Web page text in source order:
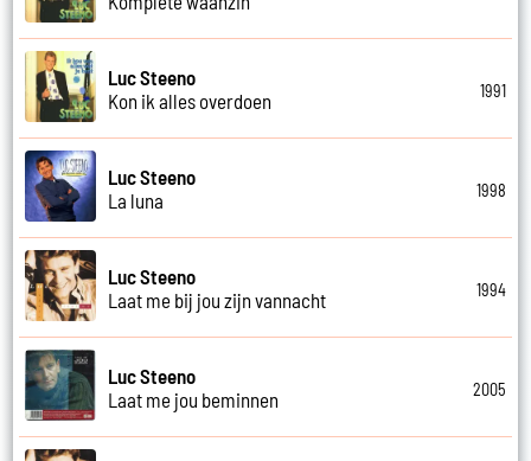
Luc Steeno
Kon ik alles overdoen
1991
Luc Steeno
La luna
1998
Luc Steeno
Laat me bij jou zijn vannacht
1994
Luc Steeno
Laat me jou beminnen
2005